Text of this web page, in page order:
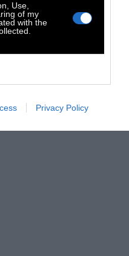
Use,
of my
with the
Privacy Policy